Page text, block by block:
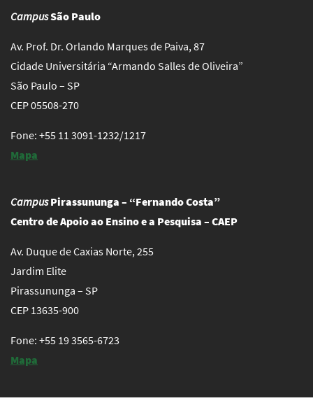
CampusSão Paulo
Av. Prof. Dr. Orlando Marques de Paiva, 87
Cidade Universitária “Armando Salles de Oliveira”
São Paulo – SP
CEP 05508-270
Fone: +55 11 3091-1232/1217
Mapa
CampusPirassununga – “Fernando Costa”
Centro de Apoio ao Ensino e a Pesquisa – CAEP
Av. Duque de Caxias Norte, 255
Jardim Elite
Pirassununga – SP
CEP 13635-900
Fone: +55 19 3565-6723
Mapa